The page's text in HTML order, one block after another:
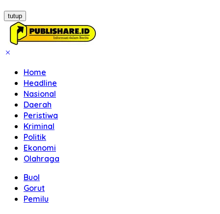
tutup
Home
Headline
Nasional
Daerah
Peristiwa
Kriminal
Politik
Ekonomi
Olahraga
Buol
Gorut
Pemilu